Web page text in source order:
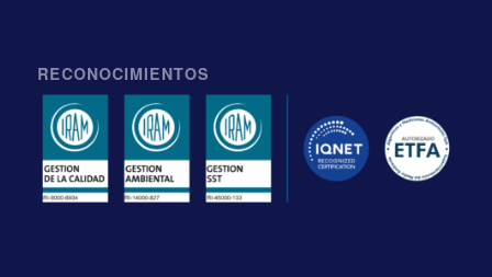
RECONOCIMIENTOS